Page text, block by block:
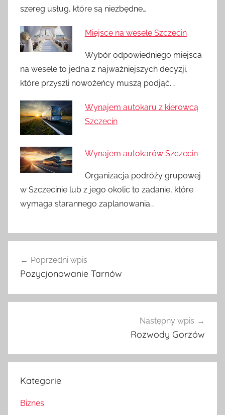
szereg usług, które są niezbędne…
Miejsce na wesele Szczecin
Wybór odpowiedniego miejsca
na wesele to jedna z najważniejszych decyzji,
które przyszli nowożeńcy muszą podjąć.…
Wynajem autokaru z kierowcą
Szczecin
Wynajem autokarów Szczecin
Organizacja podróży grupowej
w Szczecinie lub z jego okolic to zadanie, które
wymaga starannego zaplanowania…
wpisu
Poprzedni wpis
Pozycjonowanie Tarnów
Następny wpis
Rozwody Gorzów
Kategorie
Biznes